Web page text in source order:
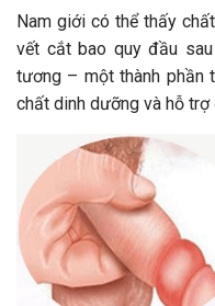
Nam giới có thể thấy
vết cắt bao quy đầu
tương – một thành phần
chất dinh dưỡng và hỗ trợ